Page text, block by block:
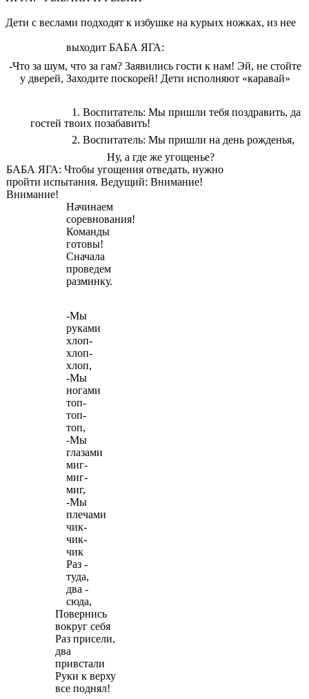
Дети с веслами подходят к избушке на курьих ножках, из нее
выходит БАБА ЯГА:
-Что за шум, что за гам? Заявились гости к нам! Эй, не стойте
у дверей, Заходите поскорей! Дети исполняют «каравай»
Воспитатель: Мы пришли тебя поздравить, да
гостей твоих позабавить!
Воспитатель: Мы пришли на день рожденья,
Ну, а где же угощенье?
БАБА ЯГА: Чтобы угощения отведать, нужно
пройти испытания. Ведущий: Внимание!
Внимание!
Начинаем
соревнования!
Команды
готовы!
Сначала
проведем
разминку.
-Мы
руками
хлоп-
хлоп-
хлоп,
-Мы
ногами
топ-
топ-
топ,
-Мы
глазами
миг-
миг-
миг,
-Мы
плечами
чик-
чик-
чик
Раз -
туда,
два -
сюда,
Повернись
вокруг себя
Раз присели,
два
привстали
Руки к верху
все поднял!